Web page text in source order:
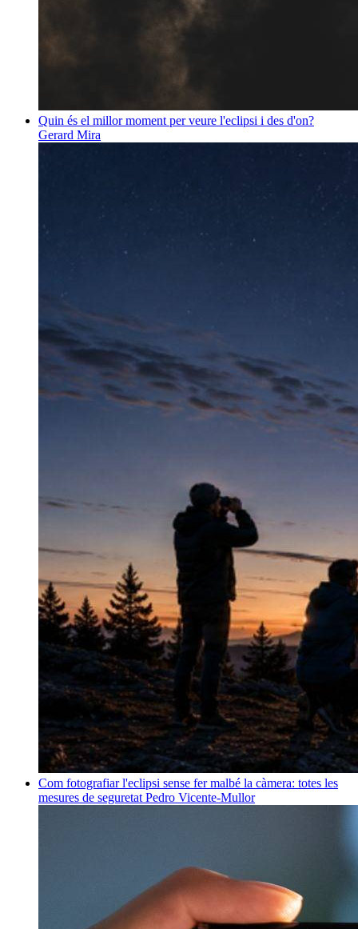
Quin és el millor moment per veure l'eclipsi i des d'on?
Gerard Mira
Com fotografiar l'eclipsi sense fer malbé la càmera: totes les
mesures de seguretat Pedro Vicente-Mullor